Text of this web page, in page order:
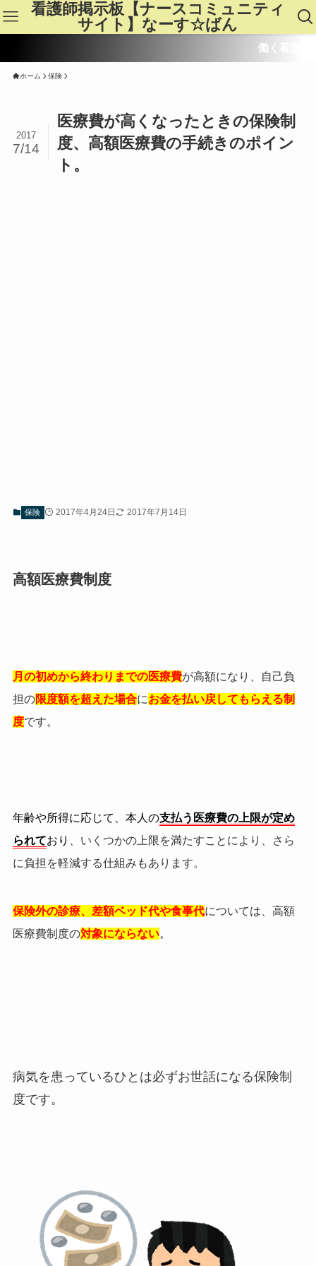
看護師掲示板【ナースコミュニティ
サイト】なーす☆ばん
働く看護師皆さんの
ホーム 保険
医療費が高くなったときの保険制
度、高額医療費の手続きのポイン
ト。
2017
7/14
保険 2017年4月24日 2017年7月14日
高額医療費制度
月の初めから終わりまでの医療費が高額になり、自己負
担の限度額を超えた場合にお金を払い戻してもらえる制
度です。
年齢や所得に応じて、本人の支払う医療費の上限が定め
られており
、いくつかの上限を満たすことにより、さら
に負担を軽減する仕組みもあります。
保険外の診療、差額ベッド代や食事代については、高額
医療費制度の対象にならない。
病気を患っているひとは必ずお世話になる保険制
度です。